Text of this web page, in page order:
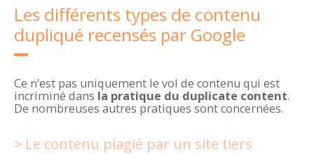
Les différents types de contenu
dupliqué recensés par Google
Ce n’est pas uniquement le vol de contenu qui est
incriminé dans la pratique du duplicate content.
De nombreuses autres pratiques sont concernées.
Le contenu plagié par un site tiers